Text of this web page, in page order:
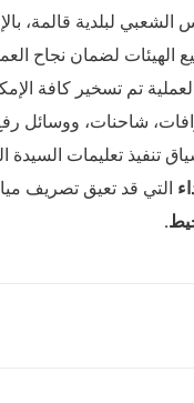
الشعبي لبلدية قالمة،
الهيئات لضمان نجاح
تم تسخير كافة
شاحنات، ووسائل رفع
تنفيذ تعليمات السيدة
التي قد تعيق تصريف